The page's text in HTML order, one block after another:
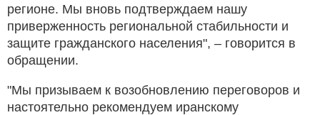
регионе. Мы вновь подтверждаем нашу
приверженность региональной стабильности и
защите гражданского населения", – говорится в
обращении.
"Мы призываем к возобновлению переговоров и
настоятельно рекомендуем иранскому